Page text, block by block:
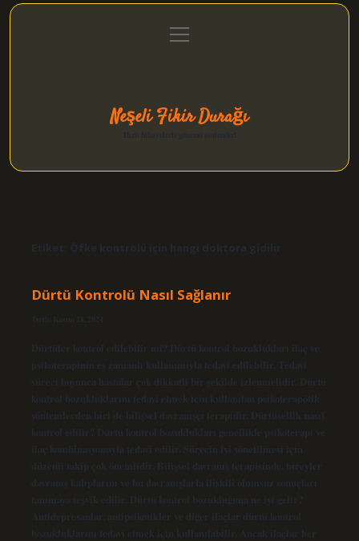
Gizlilik Politikası
menüyü
aç
Neşeli Fikir Durağı
Etiket: Öfke kontrolü için hangi doktora gidilir
Dürtü Kontrolü Nasıl Sağlanır
Tarih: Kasım 28, 2024
Dürtüler kontrol edilebilir mi? Dürtü kontrol bozuklukları ilaç ve
psikoterapinin eş zamanlı kullanımıyla tedavi edilebilir. Tedavi
süreci boyunca hastalar çok dikkatli bir şekilde izlenmelidir. Dürtü
kontrol bozukluklarını tedavi etmek için kullanılan psikoterapötik
yöntemlerden biri de bilişsel davranışçı terapidir. Dürtüsellik nasıl
kontrol edilir? Dürtü kontrol bozuklukları genellikle psikoterapi ve
ilaç kombinasyonuyla tedavi edilir. Sürecin iyi yönetilmesi için
düzenli takip çok önemlidir. Bilişsel davranış terapisinde, bireyler
davranış kalıplarını ve bu davranışlarla ilişkili olumsuz sonuçları
tanımaya teşvik edilir. Dürtü kontrol bozukluğuna ne iyi gelir?
Antidepresanlar, antipsikotikler ve diğer ilaçlar dürtü kontrol
bozukluklarını tedavi etmek için kullanılabilir. Ancak ilaçlar her